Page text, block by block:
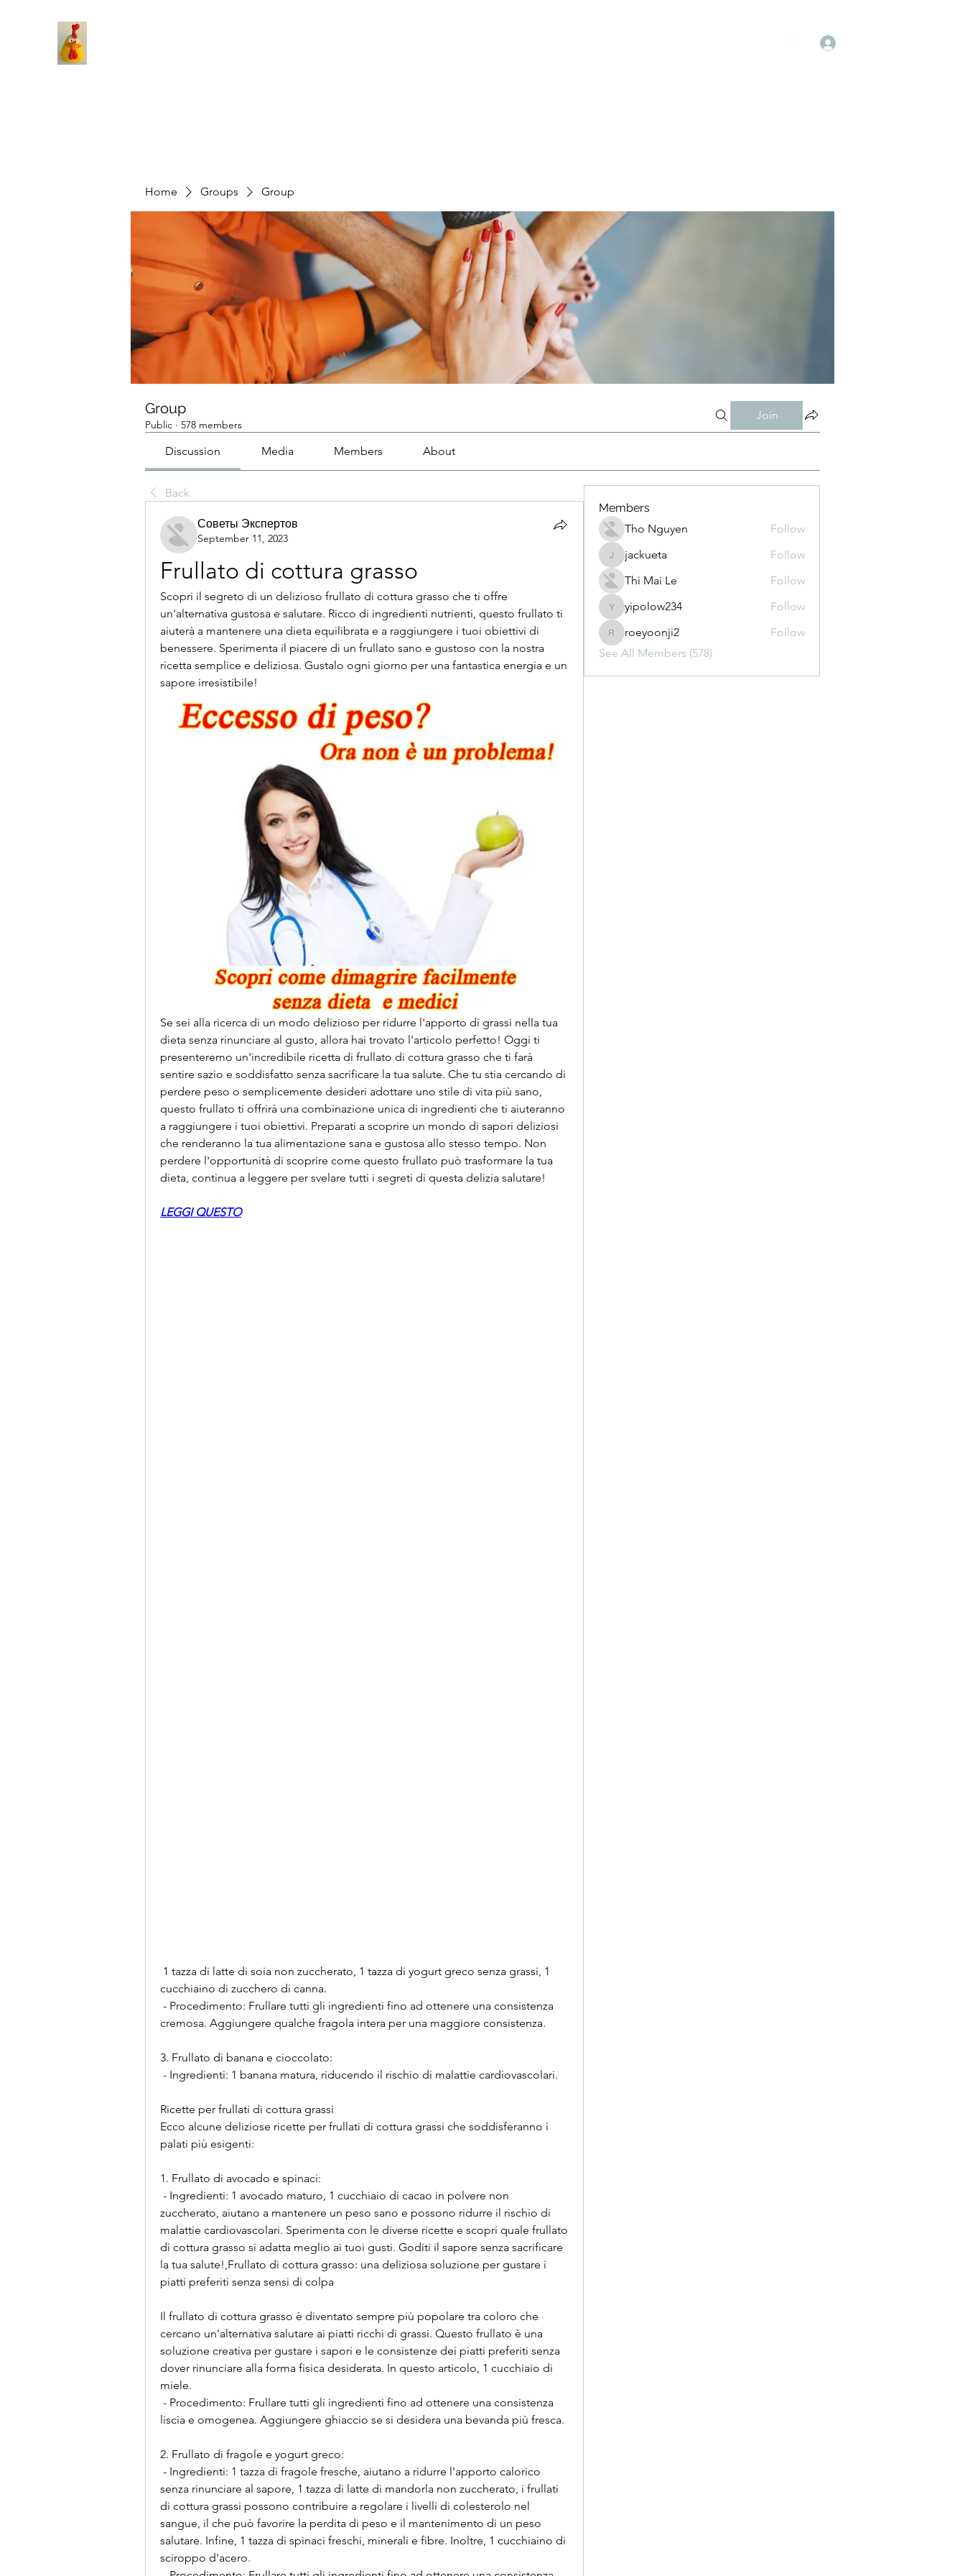
Home Groups Group
Group
Public · 578 members
Join
Discussion Media Members About
Back
Советы Экспертов
September 11, 2023
Frullato di cottura grasso
Scopri il segreto di un delizioso frullato di cottura grasso che ti offre
un'alternativa gustosa e salutare. Ricco di ingredienti nutrienti, questo frullato ti
aiuterà a mantenere una dieta equilibrata e a raggiungere i tuoi obiettivi di
benessere. Sperimenta il piacere di un frullato sano e gustoso con la nostra
ricetta semplice e deliziosa. Gustalo ogni giorno per una fantastica energia e un
sapore irresistibile!
Se sei alla ricerca di un modo delizioso per ridurre l'apporto di grassi nella tua
dieta senza rinunciare al gusto, allora hai trovato l'articolo perfetto! Oggi ti
presenteremo un'incredibile ricetta di frullato di cottura grasso che ti farà
sentire sazio e soddisfatto senza sacrificare la tua salute. Che tu stia cercando di
perdere peso o semplicemente desideri adottare uno stile di vita più sano,
questo frullato ti offrirà una combinazione unica di ingredienti che ti aiuteranno
a raggiungere i tuoi obiettivi. Preparati a scoprire un mondo di sapori deliziosi
che renderanno la tua alimentazione sana e gustosa allo stesso tempo. Non
perdere l'opportunità di scoprire come questo frullato può trasformare la tua
dieta, continua a leggere per svelare tutti i segreti di questa delizia salutare!
LEGGI QUESTO
cucchiaino di zucchero di canna.
cremosa. Aggiungere qualche fragola intera per una maggiore consistenza.
3. Frullato di banana e cioccolato:
- Ingredienti: 1 banana matura, riducendo il rischio di malattie cardiovascolari.
Ricette per frullati di cottura grassi
Ecco alcune deliziose ricette per frullati di cottura grassi che soddisferanno i
palati più esigenti:
1. Frullato di avocado e spinaci:
zuccherato, aiutano a mantenere un peso sano e possono ridurre il rischio di
malattie cardiovascolari. Sperimenta con le diverse ricette e scopri quale frullato
di cottura grasso si adatta meglio ai tuoi gusti. Goditi il sapore senza sacrificare
la tua salute!,Frullato di cottura grasso: una deliziosa soluzione per gustare i
piatti preferiti senza sensi di colpa
Il frullato di cottura grasso è diventato sempre più popolare tra coloro che
cercano un'alternativa salutare ai piatti ricchi di grassi. Questo frullato è una
soluzione creativa per gustare i sapori e le consistenze dei piatti preferiti senza
dover rinunciare alla forma fisica desiderata. In questo articolo, 1 cucchiaio di
miele.
liscia e omogenea. Aggiungere ghiaccio se si desidera una bevanda più fresca.
2. Frullato di fragole e yogurt greco:
senza rinunciare al sapore, 1 tazza di latte di mandorla non zuccherato, i frullati
di cottura grassi possono contribuire a regolare i livelli di colesterolo nel
sangue, il che può favorire la perdita di peso e il mantenimento di un peso
salutare. Infine, 1 tazza di spinaci freschi, minerali e fibre. Inoltre, 1 cucchiaino di
sciroppo d'acero.
Members
Tho Nguyen
Follow
jackueta
jackueta
Follow
Thi Mai Le
Follow
yipolow234
yipolow234 Follow
roeyoonji2
roeyoonji2
Follow
See All Members (578)